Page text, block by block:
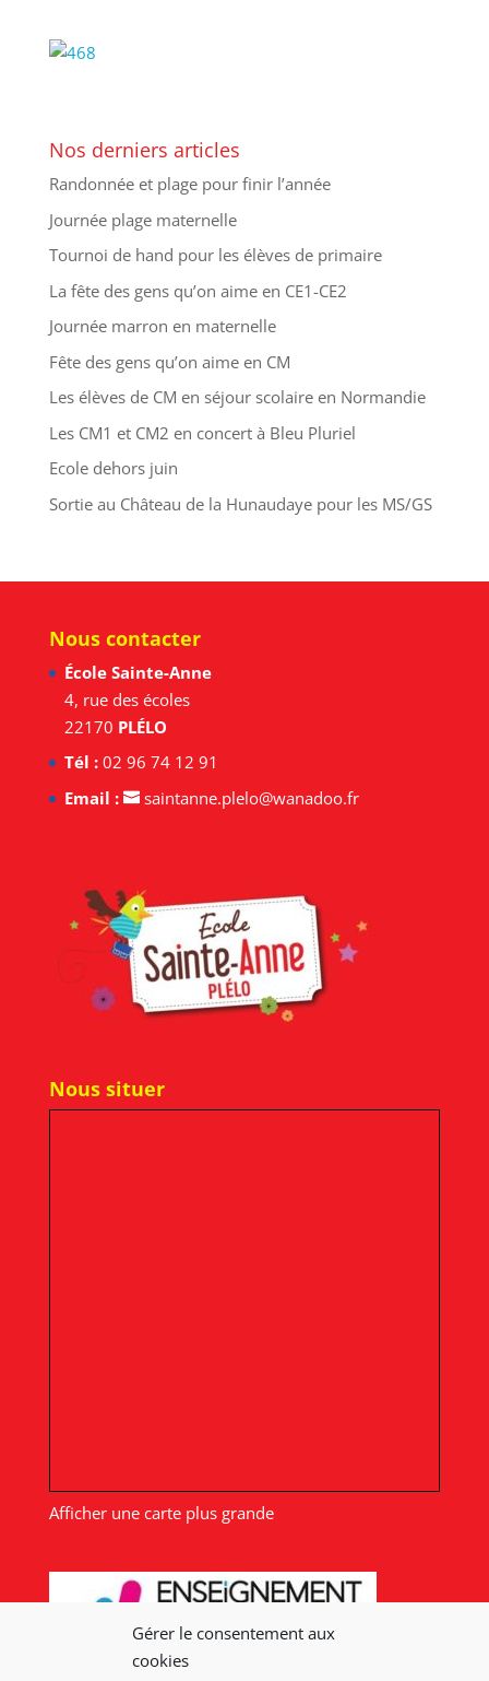
Gérer le consentement aux
cookies
Nos derniers articles
Randonnée et plage pour finir l’année
Journée plage maternelle
Tournoi de hand pour les élèves de primaire
La fête des gens qu’on aime en CE1-CE2
Journée marron en maternelle
Fête des gens qu’on aime en CM
Les élèves de CM en séjour scolaire en Normandie
Les CM1 et CM2 en concert à Bleu Pluriel
Ecole dehors juin
Sortie au Château de la Hunaudaye pour les MS/GS
Nous contacter
École Sainte-Anne
4, rue des écoles
22170 PLÉLO
Tél :02 96 74 12 91
Email :
saintanne.plelo@wanadoo.fr
Nous situer
Afficher une carte plus grande